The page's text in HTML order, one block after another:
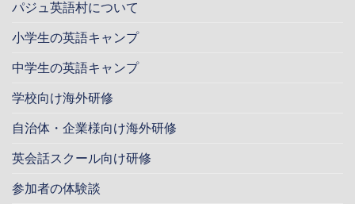
パジュ英語村について
小学生の英語キャンプ
中学生の英語キャンプ
学校向け海外研修
自治体・企業様向け海外研修
英会話スクール向け研修
参加者の体験談